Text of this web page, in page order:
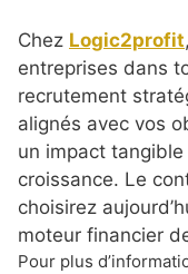
Chez Logic2profit
entreprises dans
recrutement
alignés avec vos
un impact
croissance. Le
choisirez
moteur financier
Pour plus